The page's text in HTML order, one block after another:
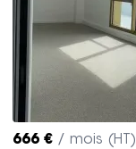
666 € / mois (HT)